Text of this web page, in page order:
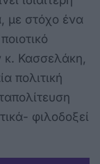
με στόχο ένα
Κασσελάκη,
πολιτική
φιλοδοξεί